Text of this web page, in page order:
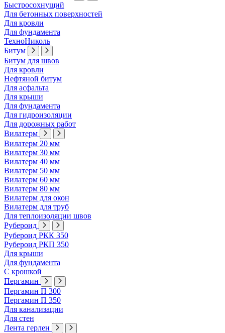
Быстросохнущий
Для бетонных поверхностей
Для кровли
Для фундамента
ТехноНиколь
Битум
Битум для швов
Для кровли
Нефтяной битум
Для асфальта
Для крыши
Для фундамента
Для гидроизоляции
Для дорожных работ
Вилатерм
Вилатерм 20 мм
Вилатерм 30 мм
Вилатерм 40 мм
Вилатерм 50 мм
Вилатерм 60 мм
Вилатерм 80 мм
Вилатерм для окон
Вилатерм для труб
Для теплоизоляции швов
Рубероид
Рубероид РКК 350
Рубероид РКП 350
Для крыши
Для фундамента
С крошкой
Пергамин
Пергамин П 300
Пергамин П 350
Для канализации
Для стен
Лента герлен